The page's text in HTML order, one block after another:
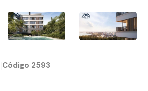
Código 2593